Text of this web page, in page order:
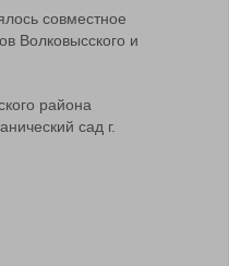
совместное
Волковысского и
района
сад г.